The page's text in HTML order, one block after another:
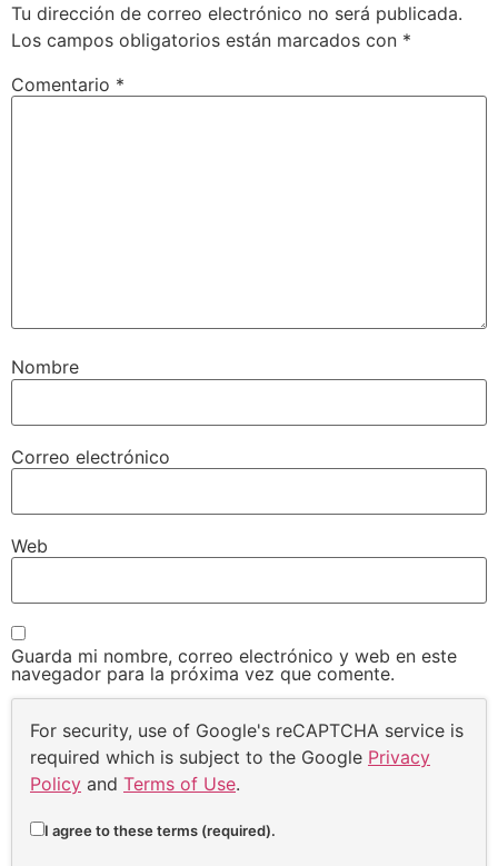
Tu dirección de correo electrónico no será publicada.
Los campos obligatorios están marcados con *
Comentario *
Nombre
Correo electrónico
Web
Guarda mi nombre, correo electrónico y web en este
navegador para la próxima vez que comente.
For security, use of Google's reCAPTCHA service is
required which is subject to the Google Privacy
Policy and Terms of Use.
I agree to these terms (required).